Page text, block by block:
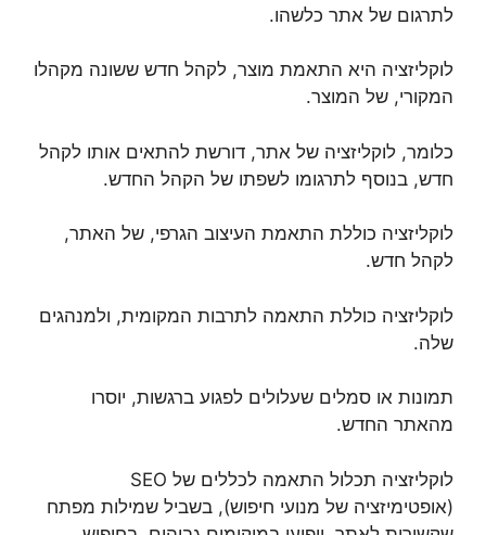
לתרגום של אתר כלשהו.
לוקליזציה היא התאמת מוצר, לקהל חדש ששונה מקהלו
המקורי, של המוצר.
כלומר, לוקליזציה של אתר, דורשת להתאים אותו לקהל
חדש, בנוסף לתרגומו לשפתו של הקהל החדש.
לוקליזציה כוללת התאמת העיצוב הגרפי, של האתר,
לקהל חדש.
לוקליזציה כוללת התאמה לתרבות המקומית, ולמנהגים
שלה.
תמונות או סמלים שעלולים לפגוע ברגשות, יוסרו
מהאתר החדש.
לוקליזציה תכלול התאמה לכללים של SEO
(אופטימיזציה של מנועי חיפוש), בשביל שמילות מפתח